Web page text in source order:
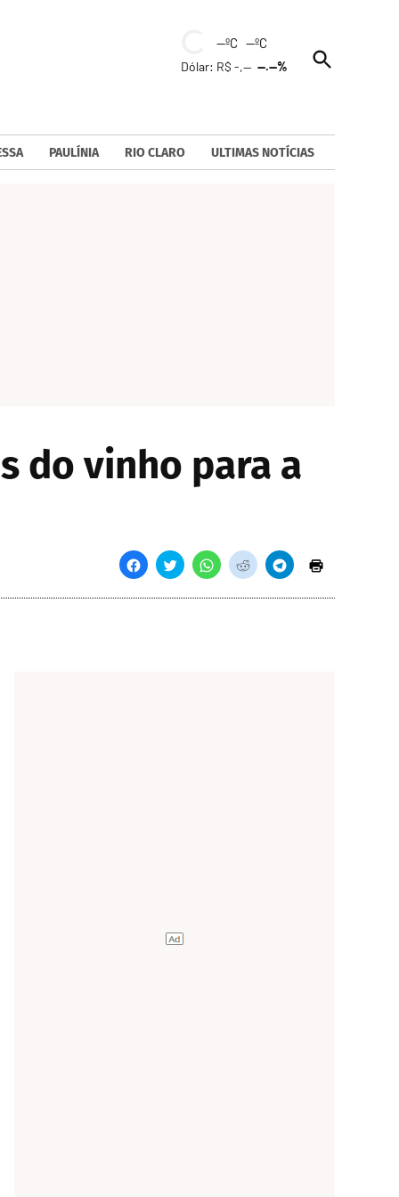
--ºC --ºC
Dólar: R$ -,----.--%
Open
Search
PAULÍNIA RIO CLARO ULTIMAS NOTÍCIAS
do vinho para a